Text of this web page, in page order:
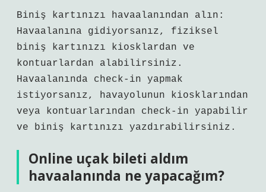
Biniş kartınızı havaalanından alın:
Havaalanına gidiyorsanız, fiziksel
biniş kartınızı kiosklardan ve
kontuarlardan alabilirsiniz.
Havaalanında check-in yapmak
istiyorsanız, havayolunun kiosklarından
veya kontuarlarından check-in yapabilir
ve biniş kartınızı yazdırabilirsiniz.
Online uçak bileti aldım
havaalanında ne yapacağım?